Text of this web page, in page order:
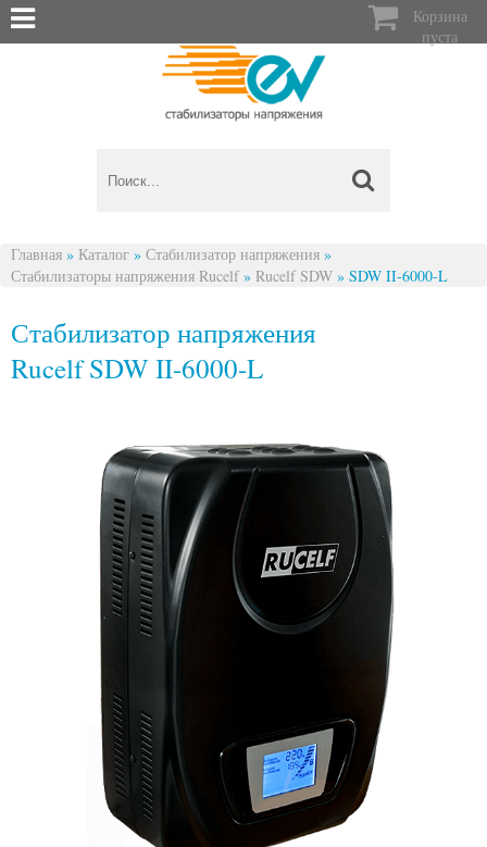

Корзина
пуста
Вы здесь
Главная » Каталог » Стабилизатор напряжения »
Стабилизаторы напряжения Rucelf » Rucelf SDW » SDW II-6000-L
Стабилизатор напряжения
Rucelf SDW II-6000-L